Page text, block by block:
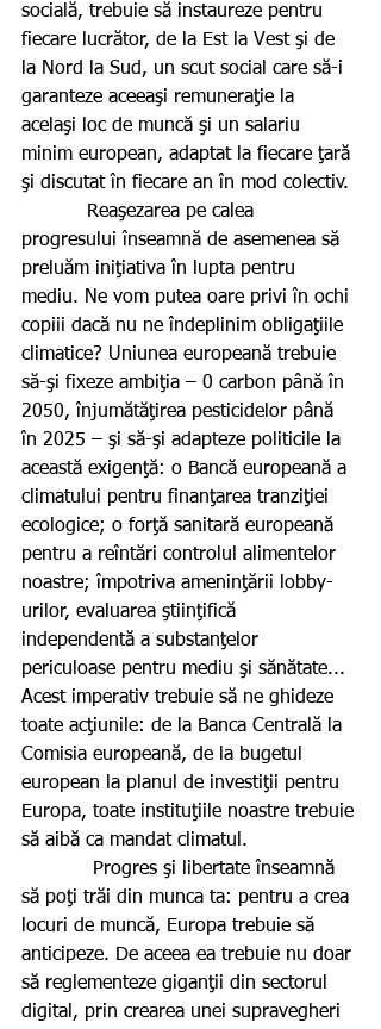
socială, trebuie să instaureze pentru
fiecare lucrător, de la Est la Vest şi de
la Nord la Sud, un scut social care să-i
garanteze aceeaşi remuneraţie la
acelaşi loc de muncă şi un salariu
minim european, adaptat la fiecare ţară
şi discutat în fiecare an în mod colectiv.
progresului înseamnă de asemenea să
preluăm iniţiativa în lupta pentru
mediu. Ne vom putea oare privi în ochi
copiii dacă nu ne îndeplinim obligaţiile
climatice? Uniunea europeană trebuie
să-şi fixeze ambiţia – 0 carbon până în
2050, înjumătăţirea pesticidelor până
în 2025 – şi să-şi adapteze politicile la
această exigenţă: o Bancă europeană a
climatului pentru finanţarea tranziţiei
ecologice; o forţă sanitară europeană
pentru a reîntări controlul alimentelor
noastre; împotriva ameninţării lobby-
urilor, evaluarea ştiinţifică
independentă a substanţelor
periculoase pentru mediu şi sănătate...
Acest imperativ trebuie să ne ghideze
toate acţiunile: de la Banca Centrală la
Comisia europeană, de la bugetul
european la planul de investiţii pentru
Europa, toate instituţiile noastre trebuie
să aibă ca mandat climatul.
să poţi trăi din munca ta: pentru a crea
locuri de muncă, Europa trebuie să
anticipeze. De aceea ea trebuie nu doar
să reglementeze giganţii din sectorul
digital, prin crearea unei supravegheri